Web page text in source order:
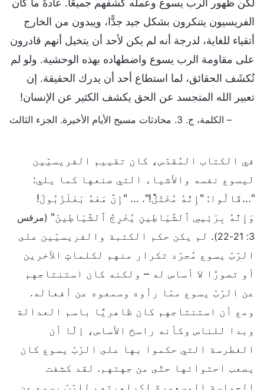
الفريسيون يتنكرون بشكل جيد جدًّا، ويبدون من الخارج
أتقياء للغاية، لدرجة أنه لم يكن لأحد أن يتخيل أنهم قادرون
على مقاومة الرب يسوع واضطهاده بهذه الوحشية. ولو لم
تُكشَف الحقائق، لما استطاع أحد أن يدرك الحقيقة. إن
تعبير الله المتجسد عن الحق يكشف الكثير عن الإنسان!
– الكلمة، ج. 3. محادثات مسيح الأيام الأخيرة. الجزء الثالث
في الكتاب المُقدّس، كان تقييم الفريسيّين
ليسوع نفسه والأشياء التي صنعها كما يلي:
"...قَالُوا: "إِنَّهُ مُخْتَلٌّ!". ... "إِنَّ مَعَهُ بَعْلَزَبُولَ!
وَإِنَّهُ بِرَئِيسِ ٱلشَّيَاطِينِ يُخْرِجُ ٱلشَّيَاطِينَ" (مرقس
3: 21-22)
. لم يكن حكم الكتبة والفريسيّين على
الرّبّ يسوع مُجرّد تكرار منهم لكلماتٍ الآخرين
أو تصورًا لا أساس له – ولكنه كان استنتاجهم
عن الرّبّ يسوع ممّا رأوه وسمعوه عن أفعاله.
ومع أن استنتاجهم كان ظاهريًّا باسم العدالة
وبدا للناس وكأنه راسخ الأساس، إلّا أن
الغطرسة التي حكموا بها على الرّبّ يسوع كان
يصعب احتوائها حتّى من جهتهم. لقد كشفت
الحماسة المسعورة لكراهيتهم للرّبّ يسوع عن